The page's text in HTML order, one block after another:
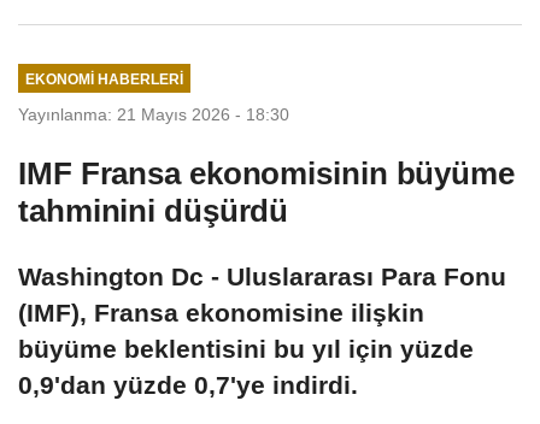
EKONOMI HABERLERI
Yayınlanma: 21 Mayıs 2026 - 18:30
IMF Fransa ekonomisinin büyüme
tahminini düşürdü
Washington Dc - Uluslararası Para Fonu
(IMF), Fransa ekonomisine ilişkin
büyüme beklentisini bu yıl için yüzde
0,9'dan yüzde 0,7'ye indirdi.